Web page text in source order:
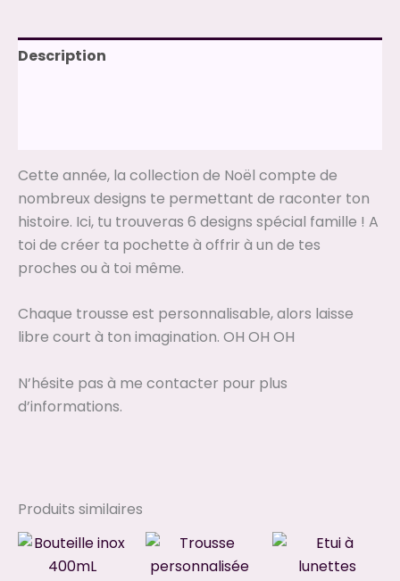
Description
Cette année, la collection de Noël compte de
nombreux designs te permettant de raconter ton
histoire. Ici, tu trouveras 6 designs spécial famille ! A
toi de créer ta pochette à offrir à un de tes
proches ou à toi même.
Chaque trousse est personnalisable, alors laisse
libre court à ton imagination. OH OH OH
N’hésite pas à me contacter pour plus
d’informations.
Produits similaires